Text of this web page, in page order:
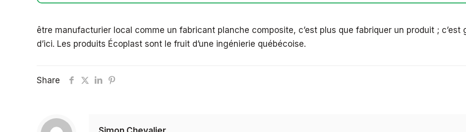
être manufacturier local comme un fabricant planche composite, c’est plus que fabriquer un produit ;
d’ici. Les produits Écoplast sont le fruit d’une ingénierie québécoise.
Share